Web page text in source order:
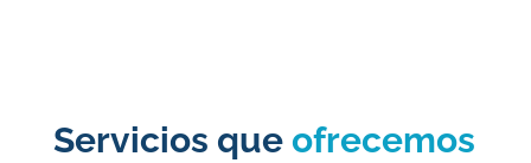
Servicios que ofrecemos